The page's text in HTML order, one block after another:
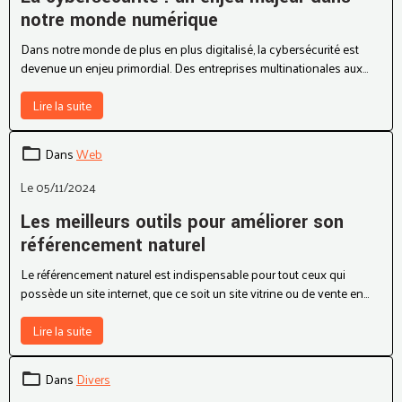
en tirer le meilleur parti.
La cybersécurité : un enjeu majeur dans
notre monde numérique
Dans notre monde de plus en plus digitalisé, la cybersécurité est
devenue un enjeu primordial. Des entreprises multinationales aux
particuliers, nous sommes tous exposés à des risques en ligne. Qu'il
s'agisse de protéger nos données personnelles, de sécuriser nos
transactions en ligne ou de prévenir les attaques de pirates
informatiques, la cybersécurité est devenue une nécessité absolue.
Lire la suite
Les meilleurs outils pour améliorer son
référencement naturel
Le référencement naturel est indispensable pour tout ceux qui
possède un site internet, que ce soit un site vitrine ou de vente en
ligne.
Lire la suite